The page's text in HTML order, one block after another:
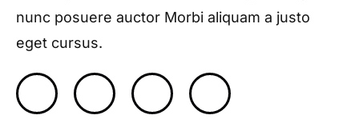
nunc posuere auctor Morbi aliquam a justo
eget cursus.